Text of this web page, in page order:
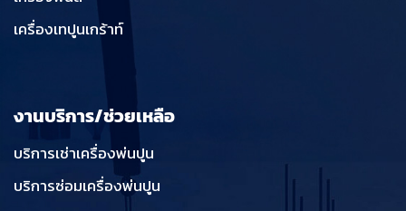
เครื่องเทปูนเกร้าท์
งานบริการ/ช่วยเหลือ
บริการเช่าเครื่องพ่นปูน
บริการซ่อมเครื่องพ่นปูน